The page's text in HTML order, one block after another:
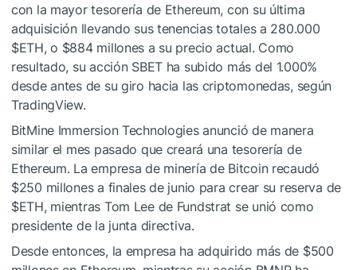
con la mayor tesorería de Ethereum, con su última
adquisición llevando sus tenencias totales a 280.000
$ETH, o $884 millones a su precio actual. Como
resultado, su acción SBET ha subido más del 1.000%
desde antes de su giro hacia las criptomonedas, según
TradingView.
BitMine Immersion Technologies anunció de manera
similar el mes pasado que creará una tesorería de
Ethereum. La empresa de minería de Bitcoin recaudó
$250 millones a finales de junio para crear su reserva de
$ETH, mientras Tom Lee de Fundstrat se unió como
presidente de la junta directiva.
Desde entonces, la empresa ha adquirido más de $500